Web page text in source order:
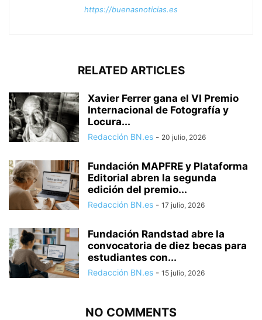
https://buenasnoticias.es
RELATED ARTICLES
Xavier Ferrer gana el VI Premio
Internacional de Fotografía y
Locura...
Redacción BN.es - 20 julio, 2026
Fundación MAPFRE y Plataforma
Editorial abren la segunda
edición del premio...
Redacción BN.es - 17 julio, 2026
Fundación Randstad abre la
convocatoria de diez becas para
estudiantes con...
Redacción BN.es - 15 julio, 2026
NO COMMENTS